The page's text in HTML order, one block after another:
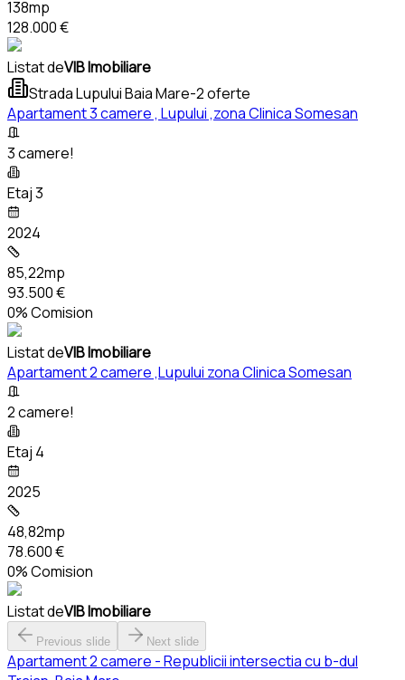
138mp
128.000 €
Listat deVIB Imobiliare
Strada Lupului Baia Mare-2 oferte
Apartament 3 camere , Lupului ,zona Clinica Somesan
3 camere!
Etaj 3
2024
85,22mp
93.500 €
0% Comision
Listat deVIB Imobiliare
Apartament 2 camere ,Lupului zona Clinica Somesan
2 camere!
Etaj 4
2025
48,82mp
78.600 €
0% Comision
Listat deVIB Imobiliare
Previous slide Next slide
Apartament 2 camere - Republicii intersectia cu b-dul